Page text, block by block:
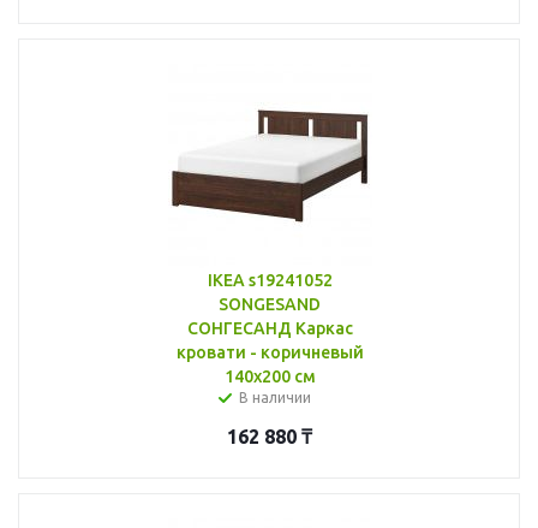
IKEA s19241052
SONGESAND
СОНГЕСАНД Каркас
кровати - коричневый
140x200 см
В наличии
162 880 ₸